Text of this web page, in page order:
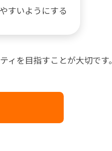
すいようにする
を目指すことが大切です。